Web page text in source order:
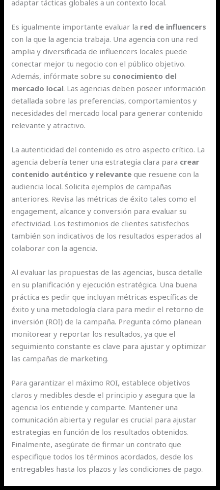
adaptar tácticas globales a un contexto local.
Es igualmente importante evaluar la red de influencers
con la que la agencia trabaja. Una agencia con una red
amplia y diversificada de influencers locales puede
conectar mejor tu negocio con el público objetivo.
Además, infórmate sobre su conocimiento del
mercado local. Las agencias deben poseer información
detallada sobre las preferencias, comportamientos y
necesidades del mercado local para generar contenido
relevante y atractivo.
La autenticidad del contenido es otro aspecto crítico. La
agencia debería tener una estrategia clara para crear
contenido auténtico y relevante que resuene con la
audiencia local. Solicita ejemplos de campañas
anteriores. Revisa las métricas de éxito tales como el
engagement, alcance y conversión para evaluar su
efectividad. Los testimonios de clientes satisfechos
también son indicativos de los resultados esperados al
colaborar con la agencia.
Al evaluar las propuestas de las agencias, busca detalle
en su planificación y ejecución estratégica. Una buena
práctica es pedir que incluyan métricas específicas de
éxito y una metodología clara para medir el retorno de
inversión (ROI) de la campaña. Pregunta cómo planean
monitorear y reportar los resultados, ya que el
seguimiento constante es clave para ajustar y optimizar
las campañas de marketing.
Para garantizar el máximo ROI, establece objetivos
claros y medibles desde el principio y asegura que la
agencia los entiende y comparte. Mantener una
comunicación abierta y regular es crucial para ajustar
estrategias en función de los resultados obtenidos.
Finalmente, asegúrate de firmar un contrato que
especifique todos los términos acordados, desde los
entregables hasta los plazos y las condiciones de pago.